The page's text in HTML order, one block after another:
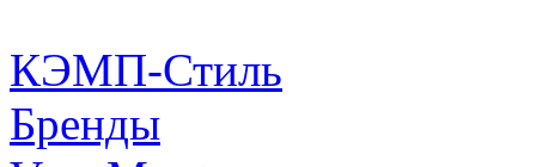
КЭМП-Стиль
Бренды